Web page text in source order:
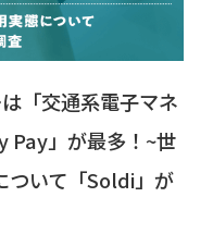
「交通系電子マネ
Pay」が最多！~世
ついて「Soldi」が